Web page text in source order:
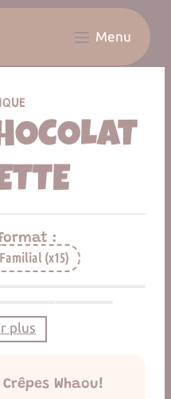
Menu
:
Familial (x15)
plus
Whaou!